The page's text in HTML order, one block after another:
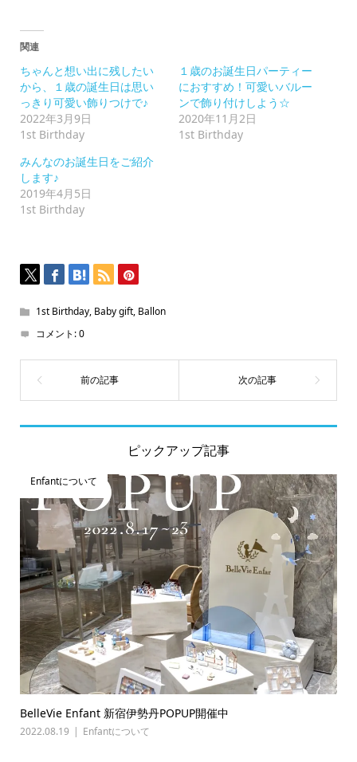
ク
リ
ッ
ク
し
て
く
だ
い
(新
し
い
ウ
ィ
開
き
ま
関連
ちゃんと想い出に残したい
から、１歳の誕生日は思い
っきり可愛い飾りつけで♪
2022年3月9日
1st Birthday
１歳のお誕生日パーティー
におすすめ！可愛いバルー
ンで飾り付けしよう☆
2020年11月2日
1st Birthday
みんなのお誕生日をご紹介
します♪
2019年4月5日
1st Birthday
1st Birthday, Baby gift, Ballon
コメント:0
ピックアップ記事
Enfantについて
BelleVie Enfant 新宿伊勢丹POPUP開催中
2022.08.19 Enfantについて